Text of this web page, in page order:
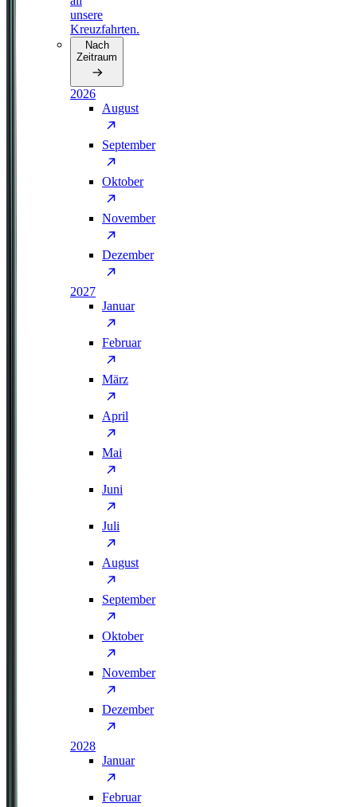
unsere
Kreuzfahrten.
Nach
Zeitraum
2026
August
September
Oktober
November
Dezember
2027
Januar
Februar
März
April
Mai
Juni
Juli
August
September
Oktober
November
Dezember
2028
Januar
Februar